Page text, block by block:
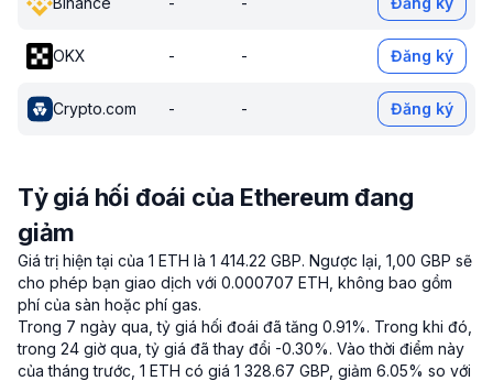
OKX - - Đăng ký
Crypto.com - - Đăng ký
Tỷ giá hối đoái của Ethereum đang
giảm
Giá trị hiện tại của 1 ETH là 1 414.22 GBP. Ngược lại, 1,00 GBP sẽ
cho phép bạn giao dịch với 0.000707 ETH, không bao gồm
phí của sàn hoặc phí gas.
Trong 7 ngày qua, tỷ giá hối đoái đã tăng 0.91%. Trong khi đó,
trong 24 giờ qua, tỷ giá đã thay đổi -0.30%. Vào thời điểm này
của tháng trước, 1 ETH có giá 1 328.67 GBP, giảm 6.05% so với